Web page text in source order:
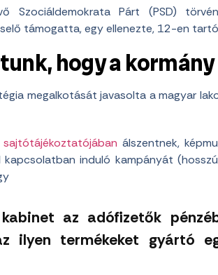
Szociáldemokrata Párt (PSD)
támogatta, egy ellenezte, 12-en
hogy a
megalkotását javasolta a magyar
sajtótájékoztatójában álszentnek,
kapcsolatban induló kampányát
az adófizetők
ilyen termékeket gyártó